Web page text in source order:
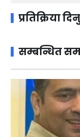
प्रतिक्रिया
सम्बन्धित